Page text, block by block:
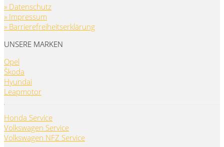
» Datenschutz
» Impressum
» Barrierefreiheitserklärung
UNSERE MARKEN
Opel
Škoda
Hyundai
Leapmotor
Honda Service
Volkswagen Service
Volkswagen NFZ Service